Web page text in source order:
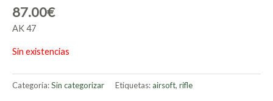
87.00€
AK 47
Sin existencias
Categoría:Sin categorizar Etiquetas:airsoft, rifle